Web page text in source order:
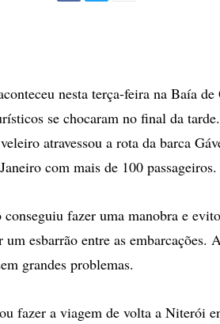
nesta terça-feira na Baía de
se chocaram no final da
atravessou a rota da barca
com mais de 100 passageiros.
conseguiu fazer uma manobra e
esbarrão entre as embarcações.
grandes problemas.
fazer a viagem de volta a Niterói